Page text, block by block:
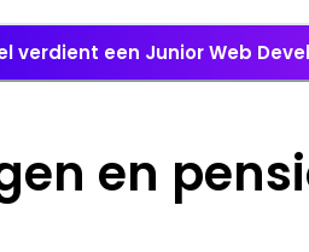
verdient een Junior Web
en